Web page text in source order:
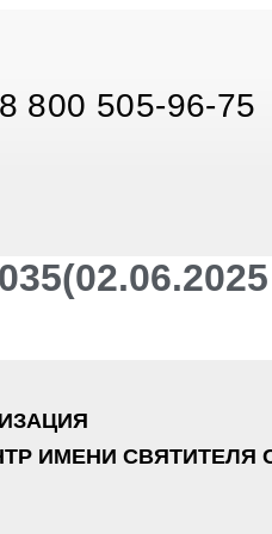
8 800 505-96-75
ИМЕНИ СВЯТИТЕЛЯ